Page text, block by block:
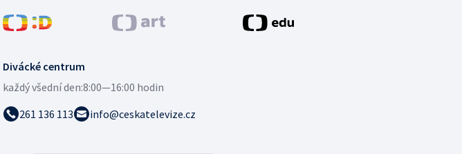
Divácké centrum
každý všední den:8:00—16:00 hodin
261 136 113
info@ceskatelevize.cz